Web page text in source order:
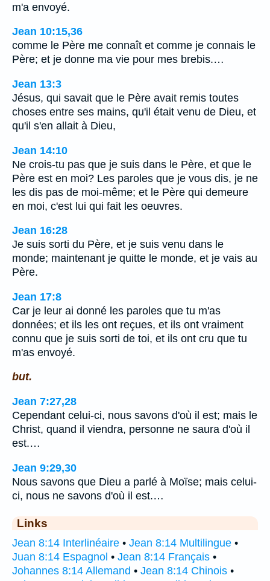
m'a envoyé.
Jean 10:15,36
comme le Père me connaît et comme je connais le
Père; et je donne ma vie pour mes brebis.…
Jean 13:3
Jésus, qui savait que le Père avait remis toutes
choses entre ses mains, qu'il était venu de Dieu, et
qu'il s'en allait à Dieu,
Jean 14:10
Ne crois-tu pas que je suis dans le Père, et que le
Père est en moi? Les paroles que je vous dis, je ne
les dis pas de moi-même; et le Père qui demeure
en moi, c'est lui qui fait les oeuvres.
Jean 16:28
Je suis sorti du Père, et je suis venu dans le
monde; maintenant je quitte le monde, et je vais au
Père.
Jean 17:8
Car je leur ai donné les paroles que tu m'as
données; et ils les ont reçues, et ils ont vraiment
connu que je suis sorti de toi, et ils ont cru que tu
m'as envoyé.
but.
Jean 7:27,28
Cependant celui-ci, nous savons d'où il est; mais le
Christ, quand il viendra, personne ne saura d'où il
est.…
Jean 9:29,30
Nous savons que Dieu a parlé à Moïse; mais celui-
ci, nous ne savons d'où il est.…
Links
Jean 8:14 Interlinéaire • Jean 8:14 Multilingue •
Juan 8:14 Espagnol • Jean 8:14 Français •
Johannes 8:14 Allemand • Jean 8:14 Chinois •